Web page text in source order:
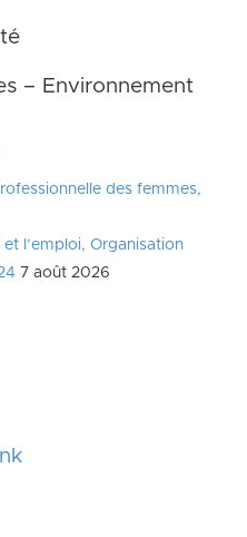
– Environnement
des femmes,
et l’emploi, Organisation
7 août 2026